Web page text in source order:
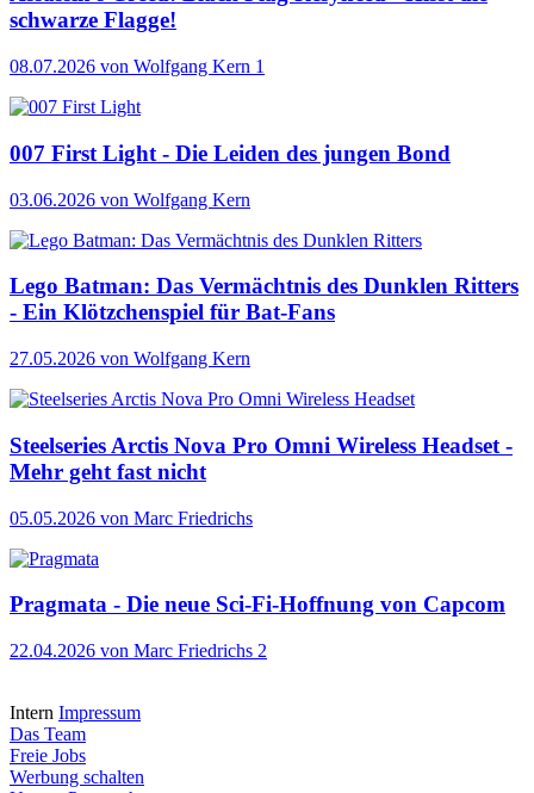
schwarze Flagge!
08.07.2026 von Wolfgang Kern 1
007 First Light - Die Leiden des jungen Bond
03.06.2026 von Wolfgang Kern
Lego Batman: Das Vermächtnis des Dunklen Ritters
- Ein Klötzchenspiel für Bat-Fans
27.05.2026 von Wolfgang Kern
Steelseries Arctis Nova Pro Omni Wireless Headset -
Mehr geht fast nicht
05.05.2026 von Marc Friedrichs
Pragmata - Die neue Sci-Fi-Hoffnung von Capcom
22.04.2026 von Marc Friedrichs 2
Intern Impressum
Das Team
Freie Jobs
Werbung schalten